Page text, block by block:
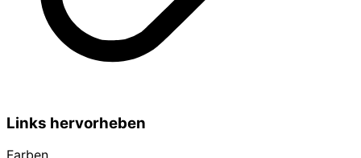
Links hervorheben